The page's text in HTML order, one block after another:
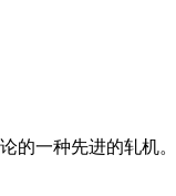
的一种先进的轧机